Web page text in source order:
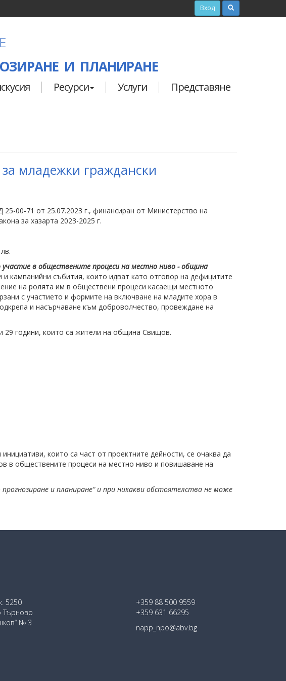
Вход
И ПЛАНИРАНЕ
Ресурси Услуги Представяне
младежки граждански
00-71 от 25.07.2023 г., финансиран от Министерство на
за хазарта 2023-2025 г.
в обществените процеси на местно ниво - община
кампанийни събития, които идват като отговор на дефицитите
на ролята им в обществени процеси касаещи местното
с участието и формите на включване на младите хора в
и насърчаване към доброволчество, провеждане на
29 години, които са жители на община Свищов.
които са част от проектните дейности, се очаква да
в обществените процеси на местно ниво и повишаване на
и планиране“ и при никакви обстоятелства не може
5250
Търново
№ 3
+359 88 500 9559
+359 631 66295
napp_npo@abv.bg